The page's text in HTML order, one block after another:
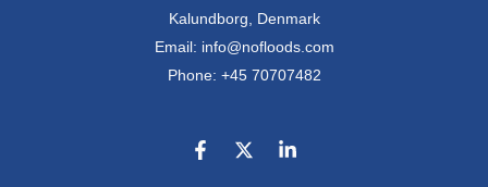
Kalundborg, Denmark
Email: info@nofloods.com
Phone: +45 70707482